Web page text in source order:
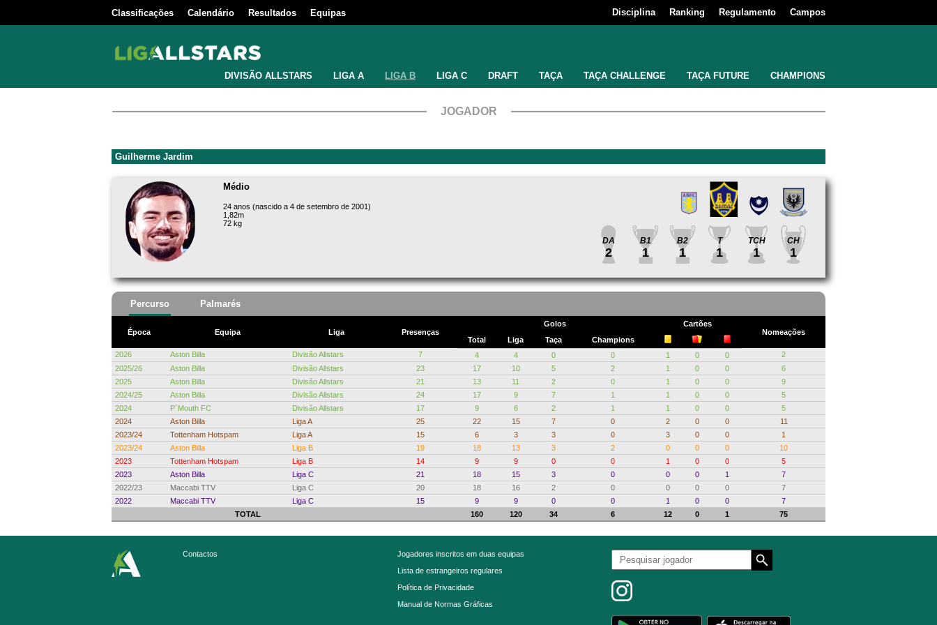
Classificações Calendário Resultados Equipas Disciplina Ranking Regulamento Campos
DIVISÃO ALLSTARS LIGA A LIGA B LIGA C DRAFT TAÇA TAÇA CHALLENGE TAÇA FUTURE CHAMPIONS
JOGADOR
Guilherme Jardim
Médio
24 anos (nascido a 4 de setembro de 2001)
1,82m
72 kg
DA
2
B1
1
B2
1
T
1
TCH
1
CH
1
Percurso Palmarés
Época Equipa Liga Presenças
Golos
Cartões
Nomeações
Total
Liga Taça
Champions
2026
Aston Billa Divisão Allstars 7 4 4 0 0 1 0 0
2
2025/26
Aston Billa Divisão Allstars 23 17 10 5 2 1 0 0
6
2025
Aston Billa Divisão Allstars 21 13 11 2 0 1 0 0
9
2024/25
Aston Billa Divisão Allstars 24 17 9 7 1 1 0 0
5
2024
P´Mouth FC Divisão Allstars 17 9 6 2 1 1 0 0
5
2024
Aston Billa Liga A 25 22 15 7 0 2 0 0
11
2023/24
Tottenham Hotspam Liga A 15 6 3 3 0 3 0 0
1
2023/24
Aston Billa Liga B 19 18 13 3 2 0 0 0
10
2023
Tottenham Hotspam Liga B 14 9 9 0 0 1 0 0
5
2023
Aston Billa Liga C 21 18 15 3 0 0 0 1
7
2022/23
Maccabi TTV Liga C 20 18 16 2 0 0 0 0
7
2022
Maccabi TTV Liga C 15 9 9 0 0 1 0 0
7
TOTAL
160 120 34 6 12 0 1 75
Contactos
Jogadores inscritos em duas equipas
Lista de estrangeiros regulares
Política de Privacidade
Manual de Normas Gráficas